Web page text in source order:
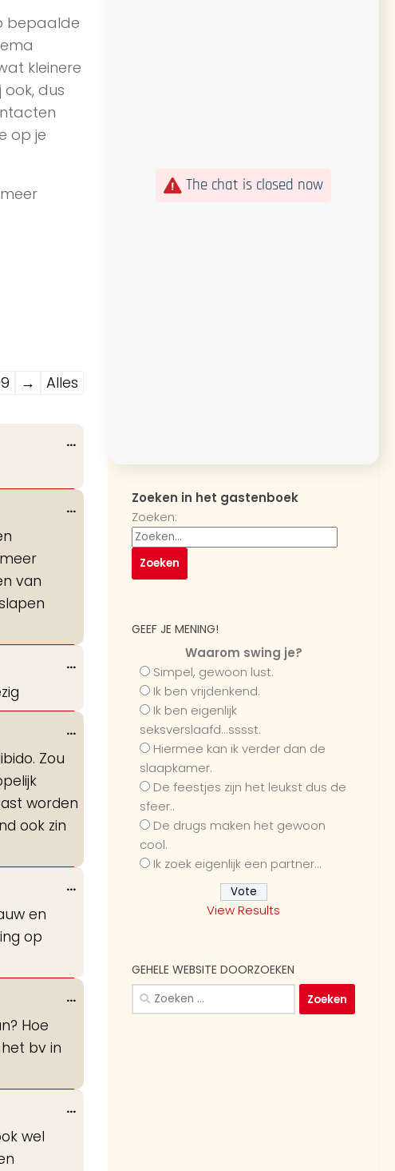
bepaalde
kleinere
dus
op je
→
Alles
...Wissel
metabox.
van
...Wissel
metabox.
...Wissel
metabox.
Zou
worden
ook zin
...Wissel
en
op
...Wissel
Hoe
bv in
...Wissel
wel
...Wissel
The chat is closed now
Zoeken in het gastenboek
Zoeken:
GEEF JE MENING!
Waarom swing je?
Simpel, gewoon lust.
Ik ben vrijdenkend.
Ik ben eigenlijk
seksverslaafd...sssst.
Hiermee kan ik verder dan de
slaapkamer.
De feestjes zijn het leukst dus de
sfeer..
De drugs maken het gewoon
cool.
Ik zoek eigenlijk een partner...
View Results
GEHELE WEBSITE DOORZOEKEN
Zoeken
naar: